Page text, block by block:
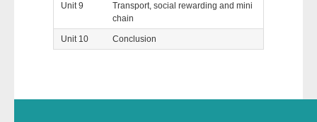
Unit 9
Transport, social rewarding and mini
chain
Unit 10 Conclusion